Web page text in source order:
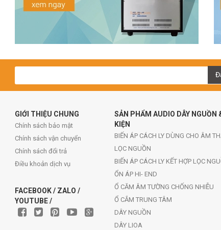
GIỚI THIỆU CHUNG
Chính sách bảo mật
Chính sách vận chuyển
Chính sách đổi trả
Điều khoản dịch vụ
FACEBOOK / ZALO /
YOUTUBE /
SẢN PHẨM AUDIO DÂY NGUỒN
KIỆN
BIẾN ÁP CÁCH LY DÙNG CHO ÂM
LỌC NGUỒN
BIẾN ÁP CÁCH LY KẾT HỢP LỌC
ỔN ÁP HI- END
Ổ CĂM ÂM TƯỜNG CHỐNG NHIỄU
Ổ CẮM TRUNG TÂM
DÂY NGUỒN
DÂY LIOA